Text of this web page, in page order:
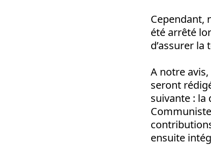
Cependant,
été arrêté
d’assurer
A notre
seront
suivante : la
ensuite